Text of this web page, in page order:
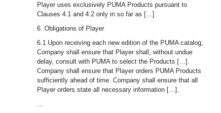
Player uses exclusively PUMA Products pursuant to
Clauses 4.1 and 4.2 only in so far as […]
6. Obligations of Player
6.1 Upon receiving each new edition of the PUMA catalog,
Company shall ensure that Player shall, without undue
delay, consult with PUMA to select the Products […].
Company shall ensure that Player orders PUMA Products
sufficiently ahead of time. Company shall ensure that all
Player orders state all necessary information […].
…